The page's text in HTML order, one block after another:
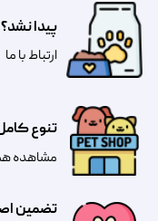
تضمین
تنوع
مشاهده
پیدا
​​​ارتباط با ما